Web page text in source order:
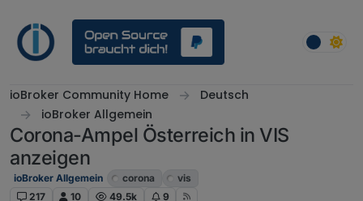
ioBroker Community Home
Deutsch
ioBroker Allgemein
Corona-Ampel Österreich in VIS
anzeigen
ioBroker Allgemein corona
vis
217
10 49.5k 9